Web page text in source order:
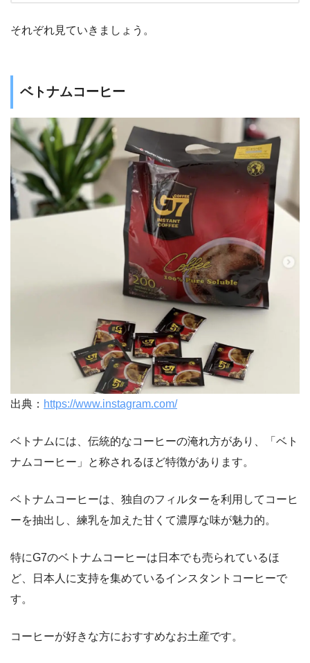
それぞれ見ていきましょう。
ベトナムコーヒー
出典： https://www.instagram.com/
ベトナムには、伝統的なコーヒーの淹れ方があり、「ベト
ナムコーヒー」と称されるほど特徴があります。
ベトナムコーヒーは、独自のフィルターを利用してコーヒ
ーを抽出し、練乳を加えた甘くて濃厚な味が魅力的。
特にG7のベトナムコーヒーは日本でも売られているほ
ど、日本人に支持を集めているインスタントコーヒーで
す。
コーヒーが好きな方におすすめなお土産です。